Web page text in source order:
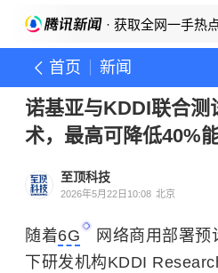
· 获取全网一手热
首页 新闻
诺基亚与KDDI联合测
术，最高可降低40%
至顶科技
2026年5月22日10:08 北京
随着6G
网络商用部署
下研发机构KDDI